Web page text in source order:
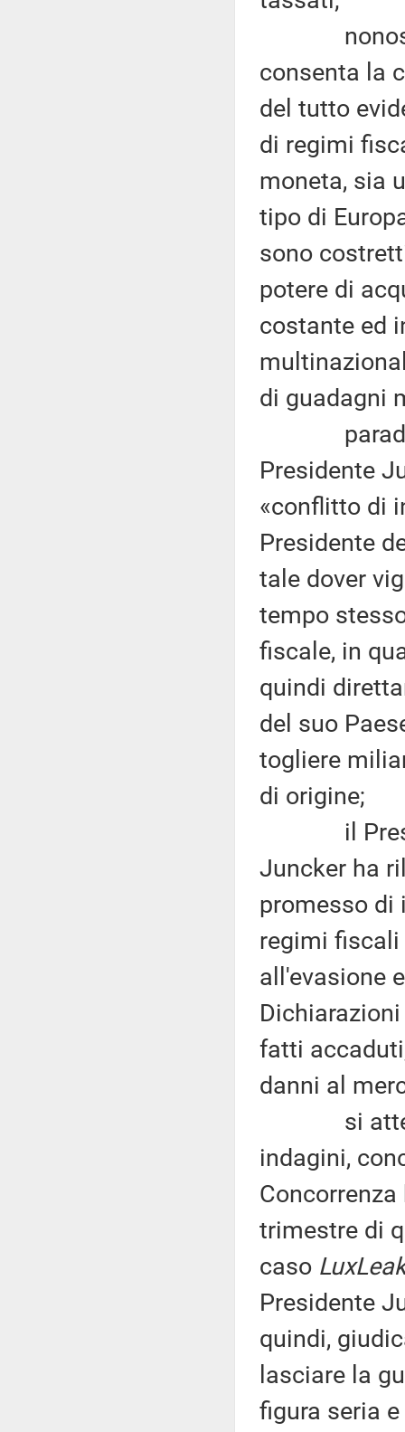
consenta la
del tutto
di regimi
moneta, sia
tipo di
sono
potere di
costante ed
di guadagni
Presidente
«conflitto di
Presidente
tale dover
tempo
fiscale, in
quindi
del suo
togliere
di origine;
il
Juncker ha
promesso di
regimi fiscali
all'evasione
fatti
danni al
si
indagini,
trimestre di
caso
Presidente
quindi,
lasciare la
figura seria